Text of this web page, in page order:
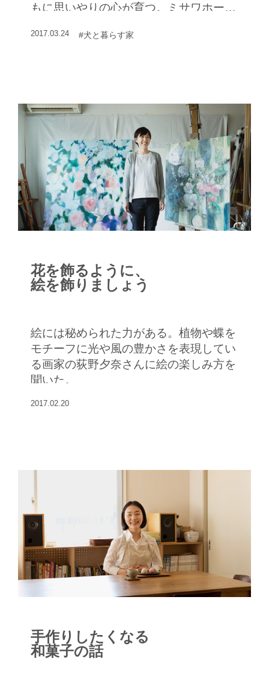
もに思いやりの心が育つ。ミサワホーム
らす家について聞いた。
2017.03.24 #犬と暮らす家
花を飾るように、
絵を飾りましょう
絵には秘められた力がある。植物や蝶を
モチーフに光や風の豊かさを表現してい
る画家の荻野夕奈さんに絵の楽しみ方を
聞いた。
2017.02.20
手作りしたくなる
和菓子の話